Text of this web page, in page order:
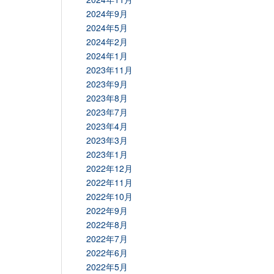
2024年9月
2024年5月
2024年2月
2024年1月
2023年11月
2023年9月
2023年8月
2023年7月
2023年4月
2023年3月
2023年1月
2022年12月
2022年11月
2022年10月
2022年9月
2022年8月
2022年7月
2022年6月
2022年5月